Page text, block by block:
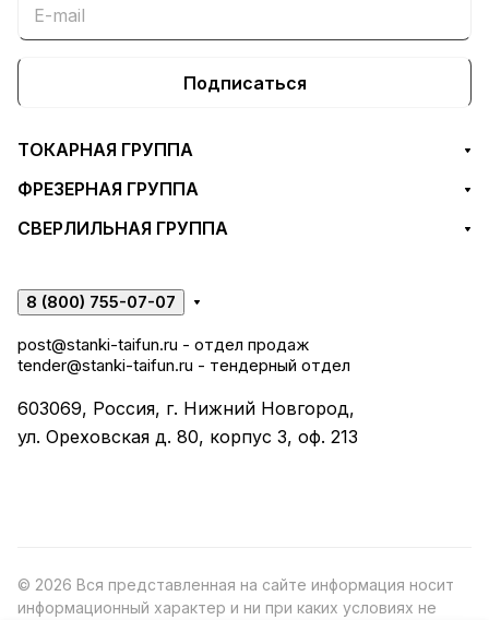
Подписаться
ТОКАРНАЯ ГРУППА
ФРЕЗЕРНАЯ ГРУППА
СВЕРЛИЛЬНАЯ ГРУППА
8 (800) 755-07-07
post@stanki-taifun.ru - отдел продаж
tender@stanki-taifun.ru - тендерный отдел
603069, Россия, г. Нижний Новгород,
ул. Ореховская д. 80, корпус 3, оф. 213
© 2026 Вся представленная на сайте информация носит
информационный характер и ни при каких условиях не